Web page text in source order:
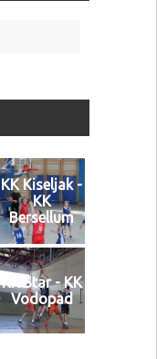
KK Kiseljak -
KK
Bersellum
KK Star - KK
Vodopad